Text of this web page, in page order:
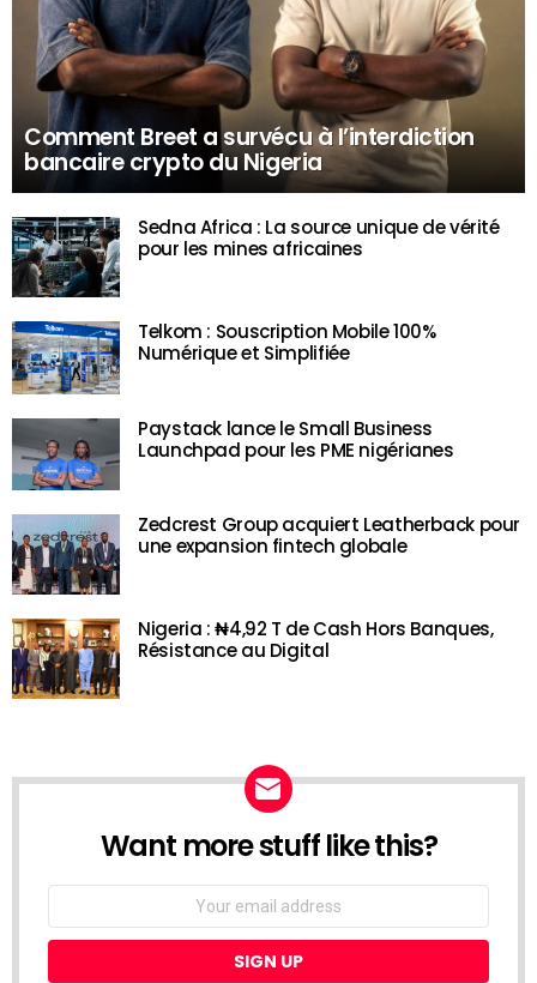
Comment Breet a survécu à l’interdiction
bancaire crypto du Nigeria
Sedna Africa : La source unique de vérité
pour les mines africaines
Telkom : Souscription Mobile 100%
Numérique et Simplifiée
Paystack lance le Small Business
Launchpad pour les PME nigérianes
Zedcrest Group acquiert Leatherback pour
une expansion fintech globale
Nigeria : ₦4,92 T de Cash Hors Banques,
Résistance au Digital
NEWSLETTER
Want more stuff like this?